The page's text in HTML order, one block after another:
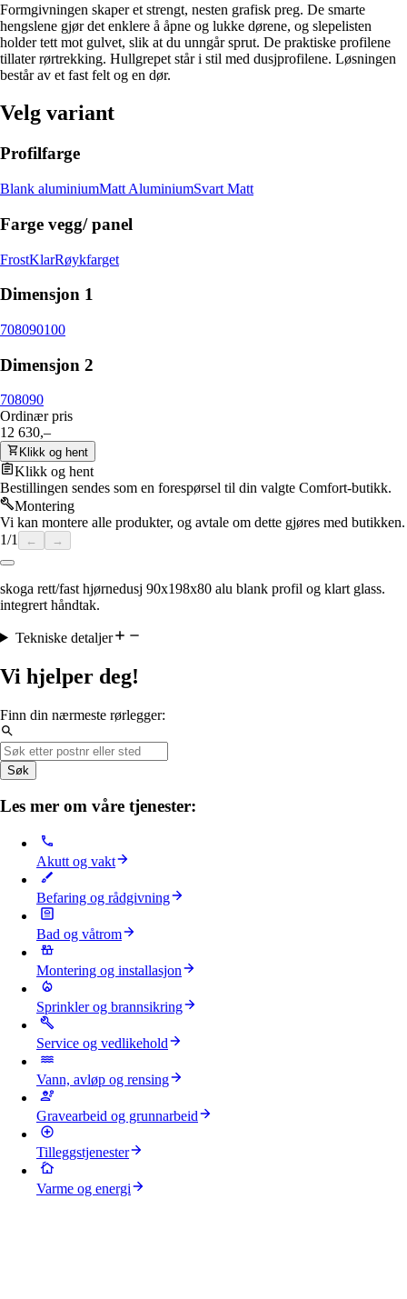
Formgivningen skaper et strengt, nesten grafisk preg. De smarte
hengslene gjør det enklere å åpne og lukke dørene, og slepelisten
holder tett mot gulvet, slik at du unngår sprut. De praktiske profilene
tillater rørtrekking. Hullgrepet står i stil med dusjprofilene. Løsningen
består av et fast felt og en dør.
Velg variant
Profilfarge
Blank aluminiumMatt AluminiumSvart Matt
Farge vegg/ panel
FrostKlarRøykfarget
Dimensjon 1
708090100
Dimensjon 2
708090
Ordinær pris
12 630,–
Klikk og hent
Klikk og hent
Bestillingen sendes som en forespørsel til din valgte Comfort-butikk.
Montering
Vi kan montere alle produkter, og avtale om dette gjøres med butikken.
1/1 ← →
skoga rett/fast hjørnedusj 90x198x80 alu blank profil og klart glass.
integrert håndtak.
Tekniske detaljer
Vi hjelper deg!
Finn din nærmeste rørlegger:
Søk
Les mer om våre tjenester:
Akutt og vakt
Befaring og rådgivning
Bad og våtrom
Montering og installasjon
Sprinkler og brannsikring
Service og vedlikehold
Vann, avløp og rensing
Gravearbeid og grunnarbeid
Tilleggstjenester
Varme og energi